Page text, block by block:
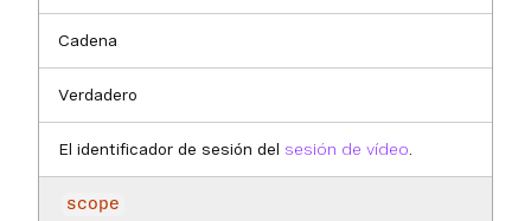
Cadena
Verdadero
El identificador de sesión del sesión de vídeo
scope